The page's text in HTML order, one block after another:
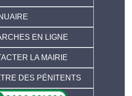
EN LIGNE
LA MAIRIE
DES PÉNITENTS